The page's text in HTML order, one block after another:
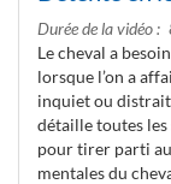
Durée de la vidéo
Le cheval a
lorsque l’on a
inquiet ou
détaille toutes
pour tirer parti
mentales du